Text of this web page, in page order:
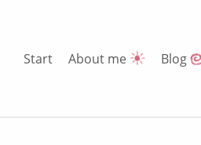
Start About me Blog